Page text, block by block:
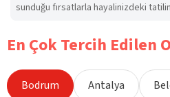
sunduğu fırsatlarla hayalinizdeki tatilin
En Çok Tercih Edilen
Bodrum Antalya